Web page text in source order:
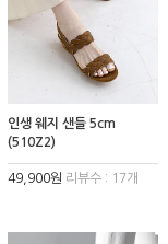
인생 웨지 샌들 5cm
(510Z2)
49,900원 리뷰수 : 17개